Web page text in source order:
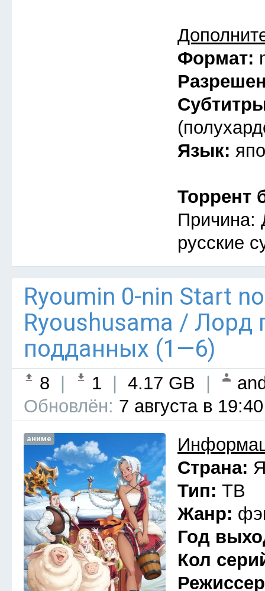
Формат:
Язык:
Торрент
Причина:
русские
Ryoumin 0-nin Start
Ryoushusama / Лорд
подданных (1—6)
8 1 4.17 GB
Обновлён: 7 августа в 19:40
аниме
Страна:
Тип: ТВ
Жанр:
Год
Кол